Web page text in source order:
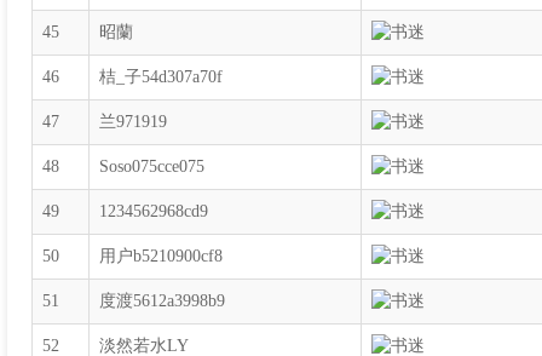
45 昭蘭
46 桔_子54d307a70f
47 兰971919
48 Soso075cce075
49 1234562968cd9
50 用户b5210900cf8
51 度渡5612a3998b9
52 淡然若水LY